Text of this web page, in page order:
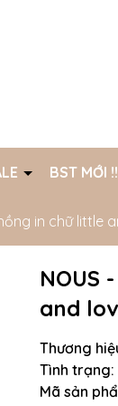
chờ đợi bạn
BST MỚI
in chữ little
NOUS
and
Thương
Tình trạng:
Mã sản
Mã giảm giá: